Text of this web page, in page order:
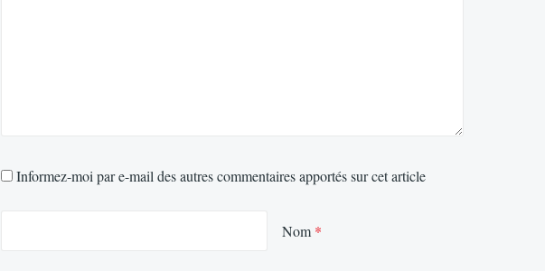
Informez-moi par e-mail des autres commentaires apportés sur cet article
Nom *